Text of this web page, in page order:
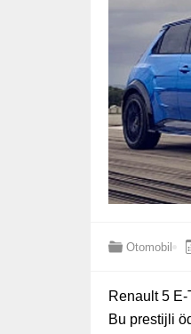
Otomobil
Renault 5 E-
Bu prestijli